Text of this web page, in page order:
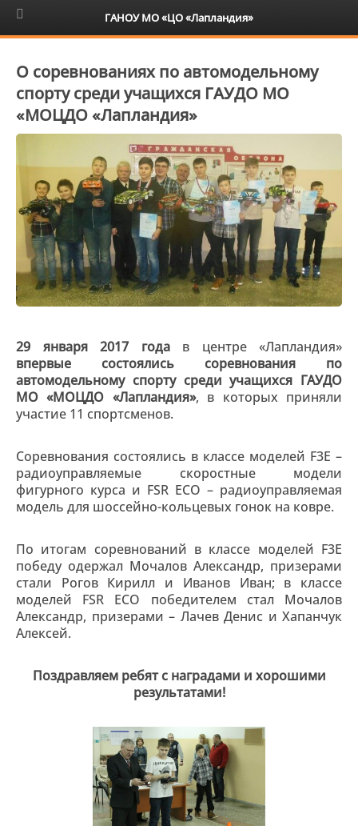
6+
О соревнованиях по автомодельному
спорту среди учащихся ГАУДО МО
«МОЦДО «Лапландия»
29 января 2017 годав центре «Лапландия»
впервые состоялись соревнования по
автомодельному спорту среди учащихся ГАУДО
МО «МОЦДО «Лапландия», в которых приняли
участие 11 спортсменов.
Соревнования состоялись в классе моделей F3E –
радиоуправляемые скоростные модели
фигурного курса и FSR ECO – радиоуправляемая
модель для шоссейно-кольцевых гонок на ковре.
По итогам соревнований в классе моделей F3E
победу одержал Мочалов Александр, призерами
стали Рогов Кирилл и Иванов Иван; в классе
моделей FSR ECO победителем стал Мочалов
Александр, призерами – Лачев Денис и Хапанчук
Алексей.
Поздравляем ребят с наградами и хорошими
результатами!
ГАНОУ МО «ЦО «Лапландия»